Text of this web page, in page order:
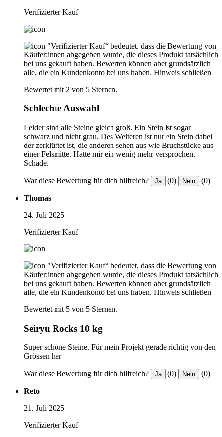
Verifizierter Kauf
"Verifizierter Kauf“ bedeutet, dass die Bewertung von
Käufer:innen abgegeben wurde, die dieses Produkt tatsächlich
bei uns gekauft haben. Bewerten können aber grundsätzlich
alle, die ein Kundenkonto bei uns haben. Hinweis schließen
Bewertet mit 2 von 5 Sternen.
Schlechte Auswahl
Leider sind alle Steine gleich groß. Ein Stein ist sogar
schwarz und nicht grau. Des Weiteren ist nur ein Stein dabei
der zerklüftet ist, die anderen sehen aus wie Bruchstücke aus
einer Felsmitte. Hatte mir ein wenig mehr versprochen.
Schade.
War diese Bewertung für dich hilfreich? Ja (0) Nein (0)
Thomas
24. Juli 2025
Verifizierter Kauf
"Verifizierter Kauf“ bedeutet, dass die Bewertung von
Käufer:innen abgegeben wurde, die dieses Produkt tatsächlich
bei uns gekauft haben. Bewerten können aber grundsätzlich
alle, die ein Kundenkonto bei uns haben. Hinweis schließen
Bewertet mit 5 von 5 Sternen.
Seiryu Rocks 10 kg
Super schöne Steine. Für mein Projekt gerade richtig von den
Grössen her
War diese Bewertung für dich hilfreich? Ja (0) Nein (0)
Reto
21. Juli 2025
Verifizierter Kauf